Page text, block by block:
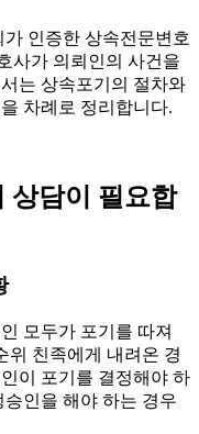
인증한 상속전문변호
사가 의뢰인의 사건을
는 상속포기의 절차와
차례로 정리합니다.
상담이 필요합
모두가 포기를 따져
위 친족에게 내려온 경
이 포기를 결정해야 하
인을 해야 하는 경우